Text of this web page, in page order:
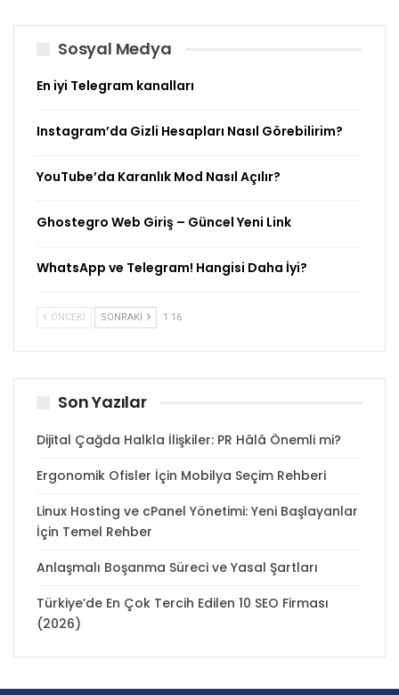
Sosyal Medya
En iyi Telegram kanalları
Instagram’da Gizli Hesapları Nasıl Görebilirim?
YouTube’da Karanlık Mod Nasıl Açılır?
Ghostegro Web Giriş – Güncel Yeni Link
WhatsApp ve Telegram! Hangisi Daha İyi?
ÖNCEKI SONRAKI 1 16
Son Yazılar
Dijital Çağda Halkla İlişkiler: PR Hâlâ Önemli mi?
Ergonomik Ofisler İçin Mobilya Seçim Rehberi
Linux Hosting ve cPanel Yönetimi: Yeni Başlayanlar
İçin Temel Rehber
Anlaşmalı Boşanma Süreci ve Yasal Şartları
Türkiye’de En Çok Tercih Edilen 10 SEO Firması
(2026)